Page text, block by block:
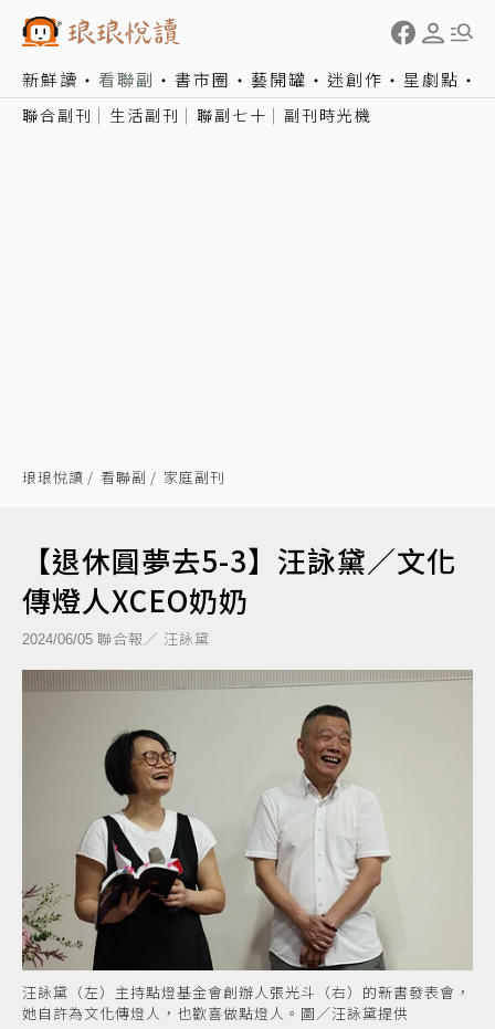
新鮮讀 看聯副 書市圈 藝開罐 迷創作 星劇點
聯合副刊 生活副刊 聯副七十 副刊時光機
琅琅悅讀 看聯副 家庭副刊
【退休圓夢去5-3】汪詠黛／文化
傳燈人XCEO奶奶
2024/06/05 聯合報／ 汪詠黛
汪詠黛（左）主持點燈基金會創辦人張光斗（右）的新書發表會，
她自許為文化傳燈人，也歡喜做點燈人。圖／汪詠黛提供